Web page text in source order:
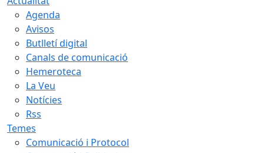
Agenda
Avisos
Butlletí digital
Canals de comunicació
Hemeroteca
La Veu
Notícies
Rss
Temes
Comunicació i Protocol